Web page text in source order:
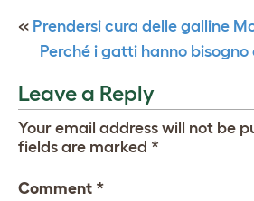
« Prendersi cura delle galline
Perché i gatti hanno
Leave a Reply
Your email address will not be
fields are marked *
Comment *